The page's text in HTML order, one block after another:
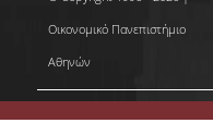
Οικονομικό Πανεπιστήμιο
Αθηνών